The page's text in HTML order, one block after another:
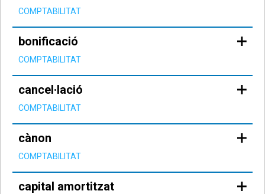
COMPTABILITAT
bonificació
COMPTABILITAT
cancel·lació
COMPTABILITAT
cànon
COMPTABILITAT
capital amortitzat